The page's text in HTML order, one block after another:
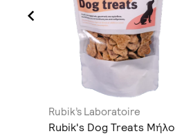
Rubik’s Laboratoire
Rubik's Dog Treats Μήλο